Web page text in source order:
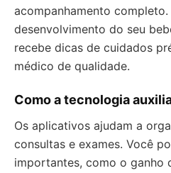
acompanhamento
desenvolvimento do seu
recebe dicas de cuidados
médico de qualidade.
Como a tecnologia
Os aplicativos ajudam a
consultas e exames. Você
importantes, como o ganho